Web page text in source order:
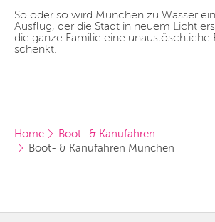
So oder so wird München zu Wasser
Ausflug, der die Stadt in neuem Licht
die ganze Familie eine unauslöschliche
schenkt.
Home
Boot- & Kanufahren
Boot- & Kanufahren München